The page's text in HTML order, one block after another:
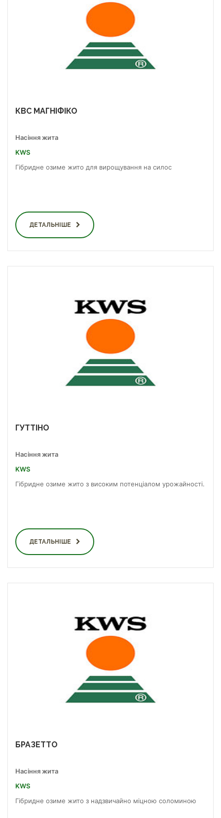
КВС МАГНІФІКО
Насіння жита
KWS
Гібридне озиме жито для вирощування на силос
ДЕТАЛЬНІШЕ
ГУТТІНО
Насіння жита
KWS
Гібридне озиме жито з високим потенціалом урожайності.
ДЕТАЛЬНІШЕ
БРАЗЕТТО
Насіння жита
KWS
Гібридне озиме жито з надзвичайно міцною соломиною